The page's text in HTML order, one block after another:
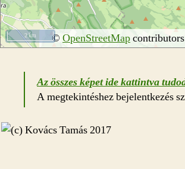
© OpenStreetMap
2 km
Az összes képet ide kattintva
A megtekintéshez bejelentkezés